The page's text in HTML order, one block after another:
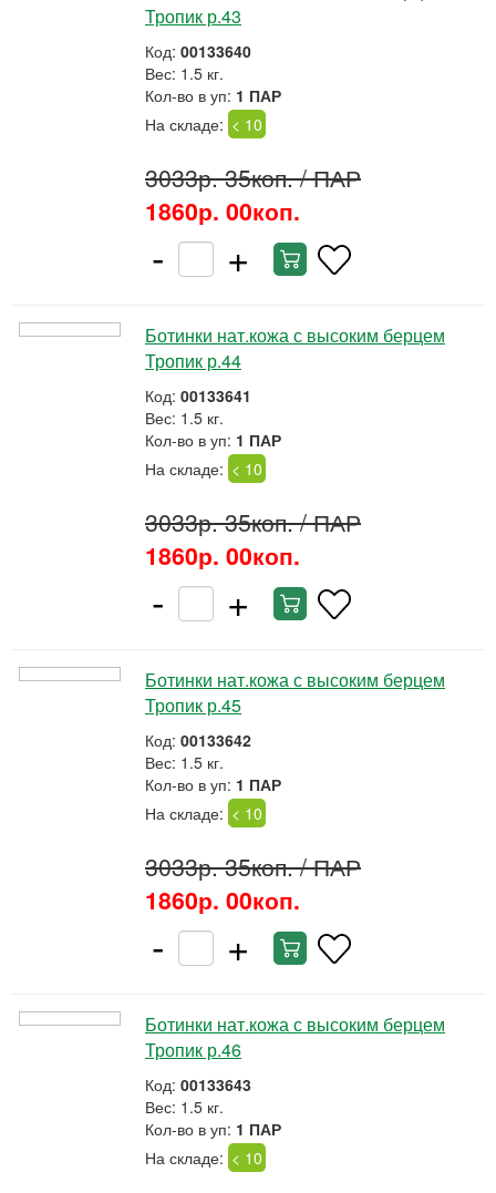
Тропик р.43
Код: 00133640
Вес: 1.5 кг.
Кол-во в уп: 1 ПАР
На складе: < 10
3033р. 35коп./ ПАР
1860р. 00коп.
- +
Ботинки нат.кожа с высоким берцем
Тропик р.44
Код: 00133641
Вес: 1.5 кг.
Кол-во в уп: 1 ПАР
На складе: < 10
3033р. 35коп./ ПАР
1860р. 00коп.
- +
Ботинки нат.кожа с высоким берцем
Тропик р.45
Код: 00133642
Вес: 1.5 кг.
Кол-во в уп: 1 ПАР
На складе: < 10
3033р. 35коп./ ПАР
1860р. 00коп.
- +
Ботинки нат.кожа с высоким берцем
Тропик р.46
Код: 00133643
Вес: 1.5 кг.
Кол-во в уп: 1 ПАР
На складе: < 10